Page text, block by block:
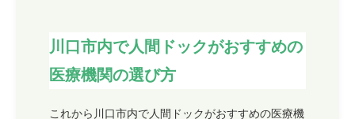
川口市内で人間ドックがおすすめの
医療機関の選び方
これから川口市内で人間ドックがおすすめの医療機